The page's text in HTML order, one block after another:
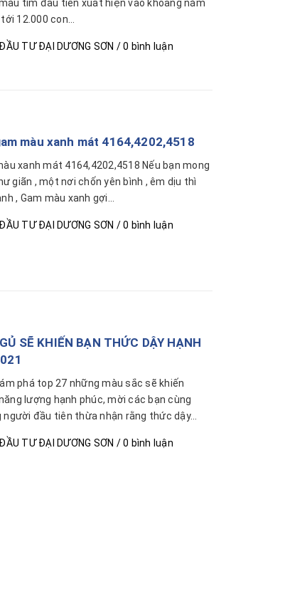
tím đầu tiên xuất hiện vào khoảng năm
12.000 con...
TƯ ĐẠI DƯƠNG SƠN / 0 bình luận
màu xanh mát 4164,4202,4518
xanh mát 4164,4202,4518 Nếu bạn mong
giãn , một nơi chốn yên bình , êm dịu thì
, Gam màu xanh gợi...
TƯ ĐẠI DƯƠNG SƠN / 0 bình luận
SẼ KHIẾN BẠN THỨC DẬY HẠNH
phá top 27 những màu sắc sẽ khiến
lượng hạnh phúc, mời các bạn cùng
người đầu tiên thừa nhận rằng thức dậy...
TƯ ĐẠI DƯƠNG SƠN / 0 bình luận